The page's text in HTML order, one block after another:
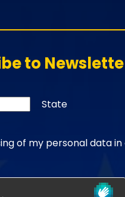
to
State
of my personal data